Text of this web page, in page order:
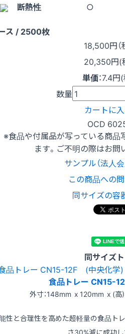
断熱性
○
ス / 2500枚
18,500円（
20,350円(
単価：7.4円
数量
カートに
OCD
※食品や付属品が写っている商品
ます。ご不明の際はお問
サンプル（法人
この商品への
同サイズの容
同サイズ
食品トレー CN15-
外寸：148mm x 120mm x (高
性と合理性を高めた超軽量の食品ト